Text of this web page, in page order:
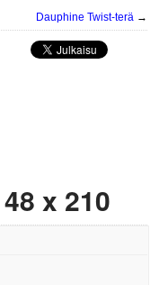
Dauphine Twist-terä→
x 210